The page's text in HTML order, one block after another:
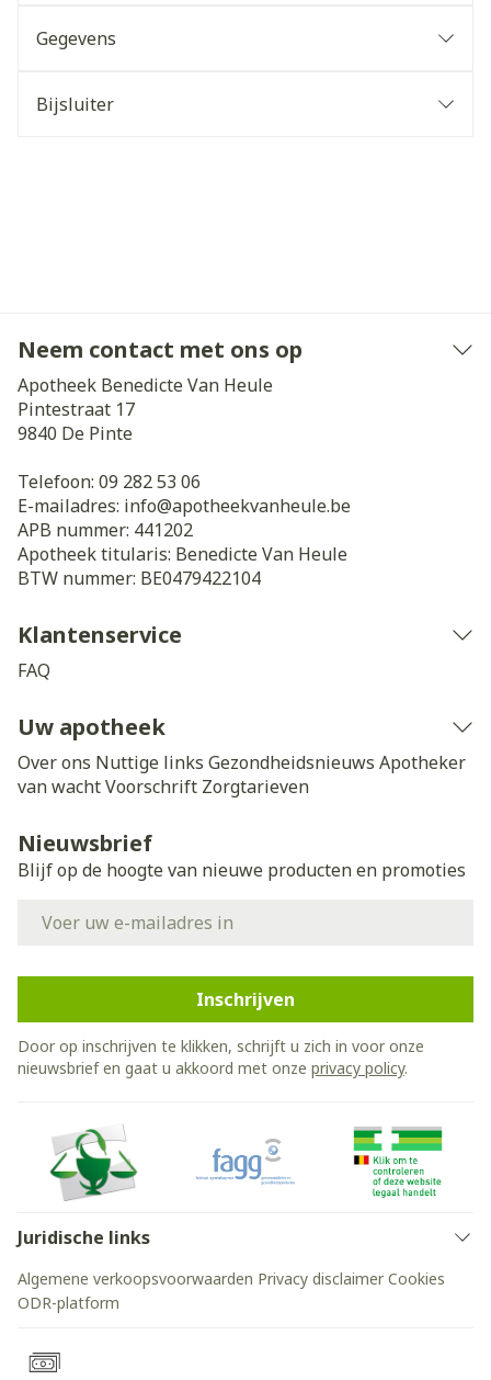
Gegevens
Bijsluiter
Neem contact met ons op
Apotheek Benedicte Van Heule
Pintestraat 17
9840 De Pinte
Telefoon: 09 282 53 06
E-mailadres: info@apotheekvanheule.be
APB nummer: 441202
Apotheek titularis: Benedicte Van Heule
BTW nummer: BE0479422104
Klantenservice
FAQ
Uw apotheek
Over ons Nuttige links Gezondheidsnieuws Apotheker
van wachtVoorschrift Zorgtarieven
Nieuwsbrief
Blijf op de hoogte van nieuwe producten en promoties
Inschrijven
Door op inschrijven te klikken, schrijft u zich in voor onze
nieuwsbrief en gaat u akkoord met onze privacy policy.
Juridische links
Algemene verkoopsvoorwaarden Privacy disclaimer Cookies
ODR-platform